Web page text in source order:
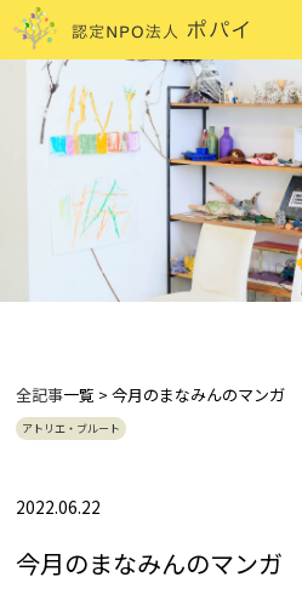
全記事一覧 > 今月のまなみんのマンガ
アトリエ・ブルート
2022.06.22
今月のまなみんのマンガ